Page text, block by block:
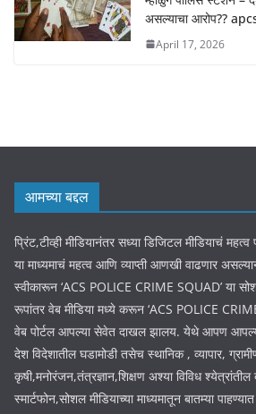
असल्याचा आरोप??
April 17, 2026
आमच्या बद्दल
प्रिंट,टीव्ही मीडियानंतर सध्या डिजिटल मीडियाचं
या माध्यमाचं महत्व आणि व्याप्ती आणखी वाढणार
स्वीकारून ‘ACS POLICE CRIME SQUAD’ या
रूपांतर वेब मीडिया मध्ये करून ‘ACS POLICE
वेब पोर्टल आपल्या सेवेत दाखल झालय. येथे आपण
देश विदेशातील घडामोडी तसेच स्थानिक , व्यापार,
कृषी,मनोरंजन,तंत्रज्ञान,शिक्षण अश्या विविध
स्मार्टफोन,सोशल मीडियाच्या माध्यमातून बातम्या